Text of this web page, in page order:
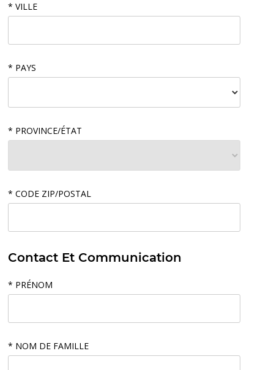
* VILLE
* PAYS
* PROVINCE/ÉTAT
* CODE ZIP/POSTAL
Contact Et Communication
* PRÉNOM
* NOM DE FAMILLE